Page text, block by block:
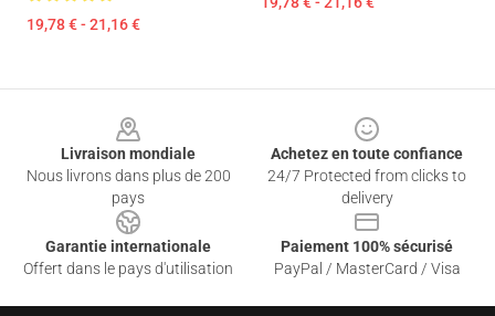
19,78 € - 21,16 €
Livraison mondiale
Nous livrons dans plus de 200
pays
Achetez en toute confiance
24/7 Protected from clicks to
delivery
Garantie internationale
Offert dans le pays d'utilisation
Paiement 100% sécurisé
PayPal / MasterCard / Visa